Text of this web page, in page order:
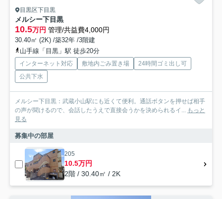
目黒区下目黒
メルシー下目黒
10.5万円 管理/共益費4,000円
30.40㎡ (2K) /築32年 /3階建
山手線「目黒」駅 徒歩20分
インターネット対応 敷地内ごみ置き場
24時間ゴミ出し可
公共下水
メルシー下目黒：武蔵小山駅にも近くて便利。通話ボタンを押せば相手
の声が聞けるので、会話したうえで直接会うかを決められるイ... もっと
見る
募集中の部屋
205
10.5万円
2階 / 30.40㎡ / 2K